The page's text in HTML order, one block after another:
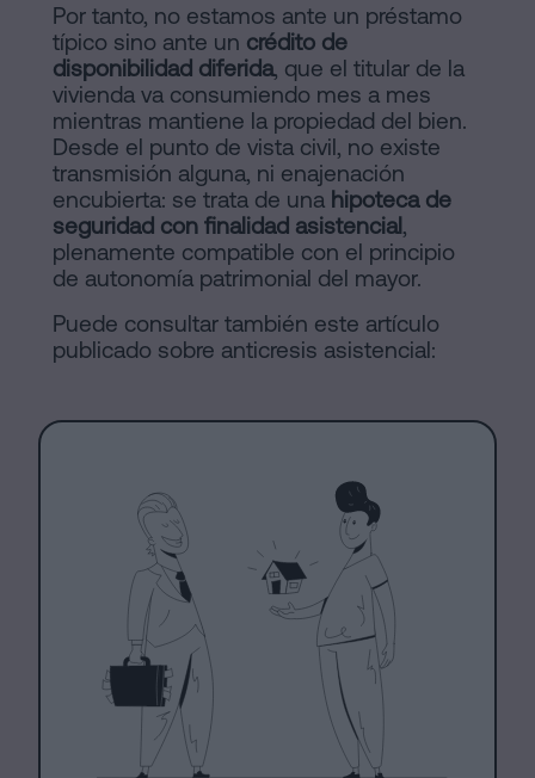
Por tanto, no estamos ante un préstamo
típico sino ante un crédito de
disponibilidad diferida, que el titular de la
vivienda va consumiendo mes a mes
mientras mantiene la propiedad del bien.
Desde el punto de vista civil, no existe
transmisión alguna, ni enajenación
encubierta: se trata de una hipoteca de
seguridad con finalidad asistencial,
plenamente compatible con el principio
de autonomía patrimonial del mayor.
Puede consultar también este artículo
publicado sobre anticresis asistencial: